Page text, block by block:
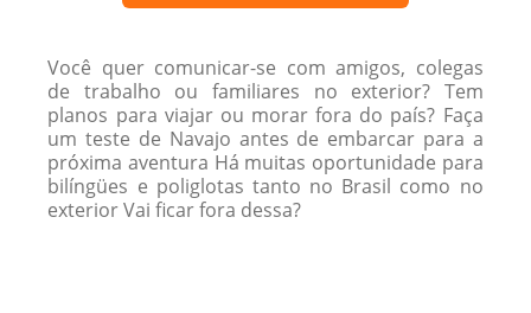
Você quer comunicar-se com amigos, colegas
de trabalho ou familiares no exterior? Tem
planos para viajar ou morar fora do país? Faça
um teste de Navajo antes de embarcar para a
próxima aventura Há muitas oportunidade para
bilíngües e poliglotas tanto no Brasil como no
exterior Vai ficar fora dessa?